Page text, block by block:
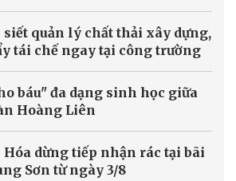
siết quản lý chất thải xây dựng,
tái chế ngay tại công trường
báu" đa dạng sinh học giữa
Hoàng Liên
dừng tiếp nhận rác tại bãi
Sơn từ ngày 3/8